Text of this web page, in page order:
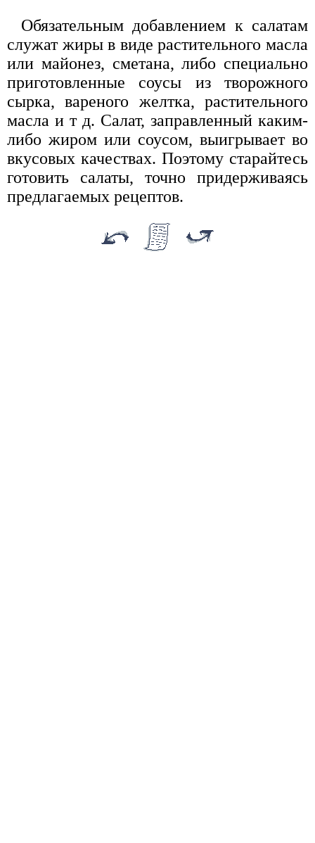
Обязательным добавлением к салатам
служат жиры в виде растительного масла
или майонез, сметана, либо специально
приготовленные соусы из творожного
сырка, вареного желтка, растительного
масла и т д. Салат, заправленный каким-
либо жиром или соусом, выигрывает во
вкусовых качествах. Поэтому старайтесь
готовить салаты, точно придерживаясь
предлагаемых рецептов.